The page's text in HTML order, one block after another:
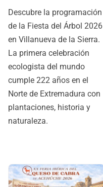
Descubre la programación
de la Fiesta del Árbol 2026
en Villanueva de la Sierra.
La primera celebración
ecologista del mundo
cumple 222 años en el
Norte de Extremadura con
plantaciones, historia y
naturaleza.